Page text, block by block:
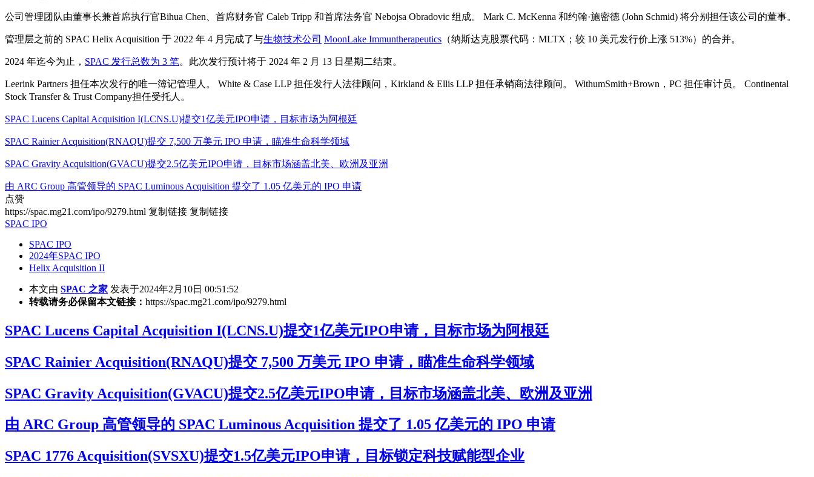
公司管理团队由董事长兼首席执行官Bihua Chen、首席财务官 Caleb Tripp 和首席法务官 Nebojsa Obradovic 组成。 Mark C. McKenna 和约翰·施密德 (John Schmid) 将分别担任该公司的董事。
管理层之前的 SPAC Helix Acquisition 于 2022 年 4 月完成了与生物技术公司 MoonLake Immuntherapeutics （纳斯达克股票代码：MLTX；较 10 美元发行价上涨 513%）的合并。
2024 年迄今为止， SPAC 发行总数为 3 笔。此次发行预计将于 2024 年 2 月 13 日星期二结束。
Leerink Partners 担任本次发行的唯一簿记管理人。 White & Case LLP 担任发行人法律顾问，Kirkland & Ellis LLP 担任承销商法律顾问。 WithumSmith+Brown，PC 担任审计员。 Continental
Stock Transfer & Trust Company担任受托人。
SPAC Lucens Capital Acquisition I(LCNS.U)提交1亿美元IPO申请，目标市场为阿根廷
SPAC Rainier Acquisition(RNAQU)提交 7,500 万美元 IPO 申请，瞄准生命科学领域
SPAC Gravity Acquisition(GVACU)提交2.5亿美元IPO申请，目标市场涵盖北美、欧洲及亚洲
由 ARC Group 高管领导的 SPAC Luminous Acquisition 提交了 1.05 亿美元的 IPO 申请
点赞
https://spac.mg21.com/ipo/9279.html 复制链接 复制链接
SPAC IPO
SPAC IPO
2024年SPAC IPO
Helix Acquisition II
本文由 SPAC 之家 发表于2024年2月10日 00:51:52
转载请务必保留本文链接： https://spac.mg21.com/ipo/9279.html
SPAC Lucens Capital Acquisition I(LCNS.U)提交1亿美元IPO申请，目标市场为阿根廷
SPAC Rainier Acquisition(RNAQU)提交 7,500 万美元 IPO 申请，瞄准生命科学领域
SPAC Gravity Acquisition(GVACU)提交2.5亿美元IPO申请，目标市场涵盖北美、欧洲及亚洲
由 ARC Group 高管领导的 SPAC Luminous Acquisition 提交了 1.05 亿美元的 IPO 申请
SPAC 1776 Acquisition(SVSXU)提交1.5亿美元IPO申请，目标锁定科技赋能型企业